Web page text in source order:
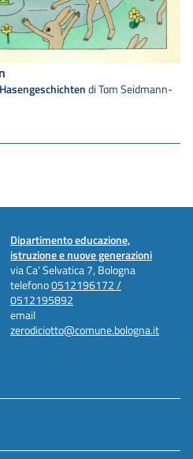
di Tom Seidmann-
Dipartimento educazione,
istruzione e nuove generazioni
via Ca' Selvatica 7, Bologna
telefono0512196172 /
0512195892
email
zerodiciotto@comune.bologna.it